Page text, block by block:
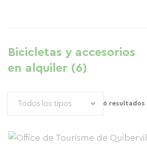
Bicicletas y accesorios
en alquiler (6)
6 resultados